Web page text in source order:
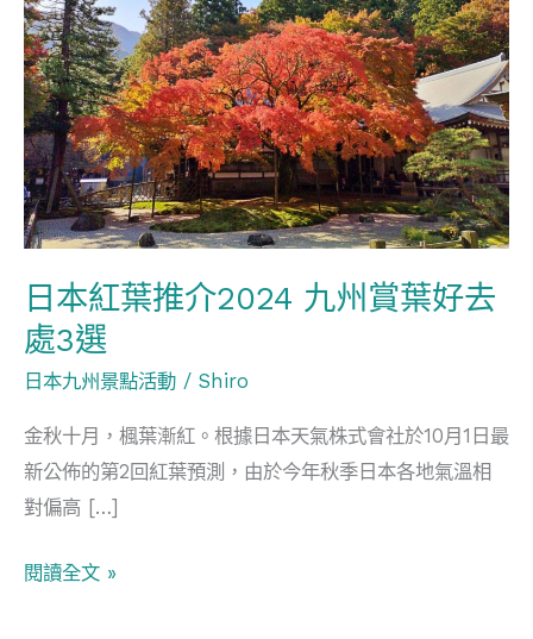
日本紅葉推介2024 九州賞葉好去
處3選
日本九州景點活動 / Shiro
金秋十月，楓葉漸紅。根據日本天氣株式會社於10月1日最
新公佈的第2回紅葉預測，由於今年秋季日本各地氣溫相
對偏高 […]
紅
葉
推
介
2024
九
州
葉
好
去
3
選
閱讀全文 »